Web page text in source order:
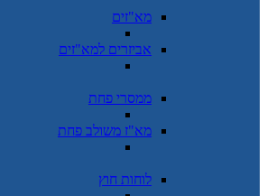
מא"זים
אביזרים למא"זים
ממסרי פחת
מא"ז משולב פחת
לוחות חוץ